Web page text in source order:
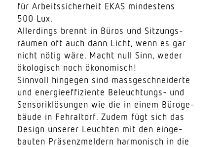
für Arbeits­si­cherheit EKAS mindestens
500 Lux.
Aller­dings brennt in Büros und Sitzungs­
räumen oft auch dann Licht, wenn es gar
nicht nötig wäre. Macht null Sinn, weder
ökolo­gisch noch ökonomisch!
Sinnvoll hingegen sind mass­ge­schnei­derte
und ener­gie­ef­fi­ziente Beleuch­tungs- und
Senso­rik­lö­sungen wie die in einem Büro­ge­
bäude in Fehr­altorf. Zudem fügt sich das
Design unserer Leuchten mit den einge­
bauten Präsenz­meldern harmo­nisch in die